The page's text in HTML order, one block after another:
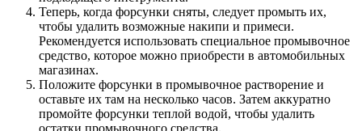
Теперь, когда форсунки сняты, следует промыть их,
чтобы удалить возможные накипи и примеси.
Рекомендуется использовать специальное промывочное
средство, которое можно приобрести в автомобильных
магазинах.
Положите форсунки в промывочное растворение и
оставьте их там на несколько часов. Затем аккуратно
промойте форсунки теплой водой, чтобы удалить
остатки промывочного средства.